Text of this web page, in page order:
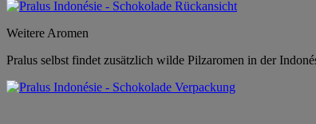
Weitere Aromen
Pralus selbst findet zusätzlich wilde Pilzaromen in der